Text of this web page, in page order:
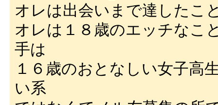
オレは出会いまで達したこ
オレは１８歳のエッチなこ
手は
１６歳のおとなしい女子高
い系